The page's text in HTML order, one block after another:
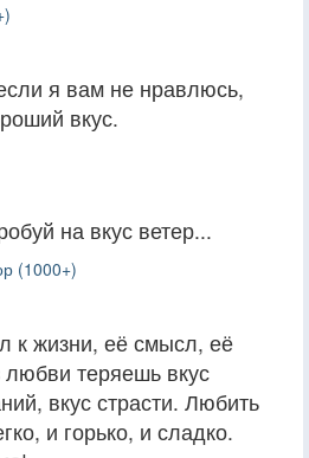
я вам не нравлюсь,
вкус.
на вкус ветер...
(1000+)
к жизни, её смысл, её
теряешь вкус
вкус страсти. Любить
и горько, и сладко.